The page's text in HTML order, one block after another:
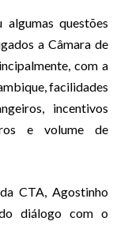
questões
a Câmara de
com a
facilidades
incentivos
e volume de
CTA, Agostinho
diálogo com o